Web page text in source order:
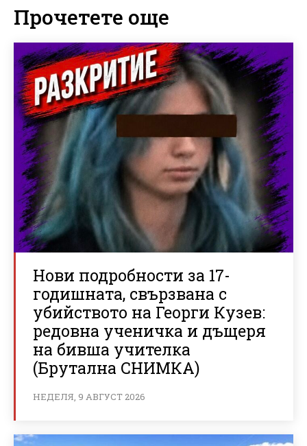
Прочетете още
Нови подробности за 17-
годишната, свързвана с
убийството на Георги Кузев:
редовна ученичка и дъщеря
на бивша учителка
(Брутална СНИМКА)
НЕДЕЛЯ, 9 АВГУСТ 2026